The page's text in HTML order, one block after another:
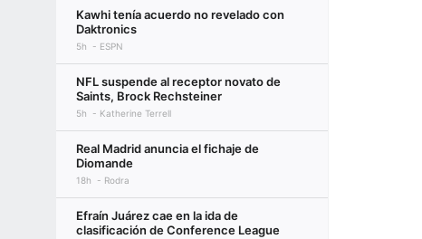
Kawhi tenía acuerdo no revelado con
Daktronics
5h ESPN
NFL suspende al receptor novato de
Saints, Brock Rechsteiner
5h Katherine Terrell
Real Madrid anuncia el fichaje de
Diomande
18h Rodra
Efraín Juárez cae en la ida de
clasificación de Conference League